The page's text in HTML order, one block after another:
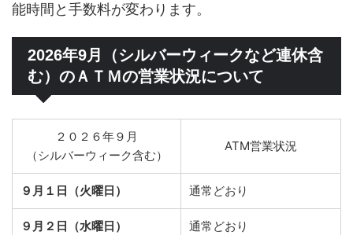
能時間と手数料が変わります。
2026年9月（シルバーウィークなど連休含
む）のＡＴＭの営業状況について
２０２６年９月
（シルバーウィーク含む）
ATM営業状況
９月１日（火曜日） 通常どおり
９月２日（水曜日） 通常どおり